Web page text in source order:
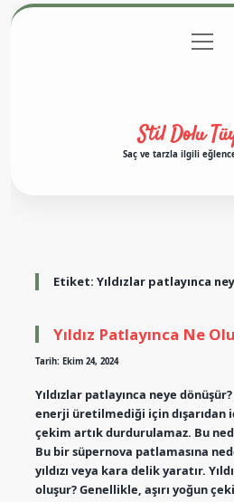
Gizlilik Politikası
menüyü
aç
Stil Dolu
Saç ve tarzla ilgili
Etiket: Yıldızlar patlayınca
Yıldız Patlayınca Ne
Tarih: Ekim 24, 2024
Yıldızlar patlayınca neye
enerji üretilmediği için dışarıdan
çekim artık durdurulamaz. Bu
Bu bir süpernova patlamasına
yıldızı veya kara delik yaratır.
oluşur? Genellikle, aşırı yoğun